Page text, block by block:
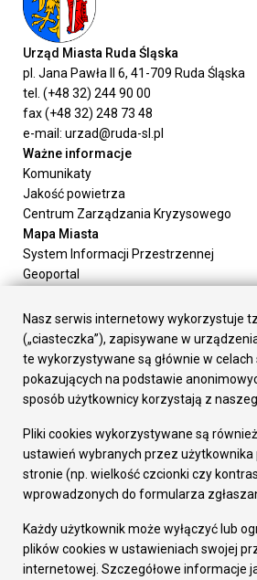
Urząd Miasta Ruda Śląska
pl. Jana Pawła II 6, 41-709 Ruda Śląska
tel. (+48 32) 244 90 00
fax (+48 32) 248 73 48
e-mail: urzad@ruda-sl.pl
Ważne informacje
Komunikaty
Jakość powietrza
Centrum Zarządzania Kryzysowego
Mapa Miasta
System Informacji Przestrzennej
Geoportal
Załatw sprawę
Prezydent Miasta
Rada Miasta
Wydziały
Elektroniczna Skrzynka Podawcza
Gospodarka
Fundusze europejskie
Środki krajowe
Oferty inwestycyjne
Pozostałe
Deklaracja dostępności
Dane osobowe
Nasz serwis internetowy wykorzystuje
(„ciasteczka”), zapisywane w
te wykorzystywane są głównie w
pokazujących na podstawie
sposób użytkownicy korzystają z
Pliki cookies wykorzystywane są
ustawień wybranych przez użytkownika
stronie (np. wielkość czcionki czy
wprowadzonych do formularza
Każdy użytkownik może wyłączyć lub
plików cookies w ustawieniach swojej
internetowej. Szczegółowe informacje